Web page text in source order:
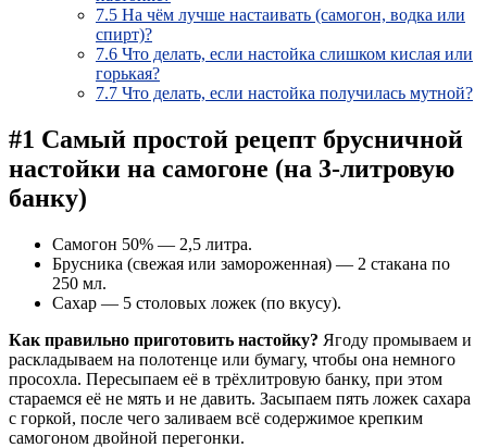
7.5 На чём лучше настаивать (самогон, водка или
спирт)?
7.6 Что делать, если настойка слишком кислая или
горькая?
7.7 Что делать, если настойка получилась мутной?
#1 Самый простой рецепт брусничной
настойки на самогоне (на 3-литровую
банку)
Самогон 50% — 2,5 литра.
Брусника (свежая или замороженная) — 2 стакана по
250 мл.
Сахар — 5 столовых ложек (по вкусу).
Как правильно приготовить настойку? Ягоду промываем и
раскладываем на полотенце или бумагу, чтобы она немного
просохла. Пересыпаем её в трёхлитровую банку, при этом
стараемся её не мять и не давить. Засыпаем пять ложек сахара
с горкой, после чего заливаем всё содержимое крепким
самогоном двойной перегонки.